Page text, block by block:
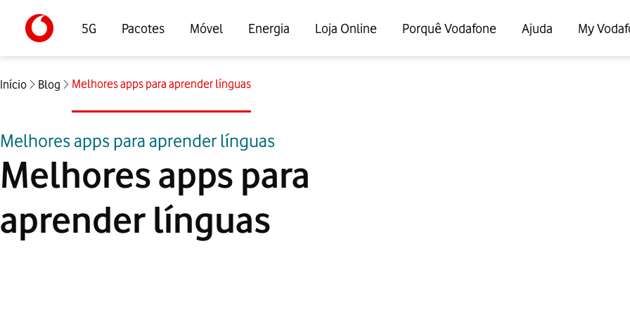
5G Pacotes Móvel Energia Loja Online Porquê Vodafone Ajuda My
Início Blog Melhores apps para aprender línguas
Melhores apps para aprender línguas
Melhores apps para
aprender línguas